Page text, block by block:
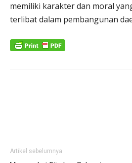
memiliki karakter dan moral
terlibat dalam pembangunan
Artikel sebelumnya